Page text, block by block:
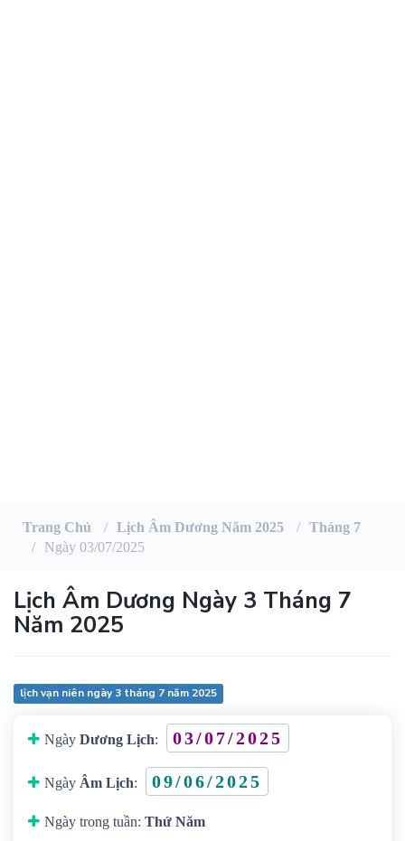
Trang Chủ Lịch Âm Dương Năm 2025
Tháng 7
Ngày 03/07/2025
Lịch Âm Dương Ngày 3 Tháng 7
Năm 2025
lịch vạn niên ngày 3 tháng 7 năm 2025
Ngày Dương Lịch: 03/07/2025
Ngày Âm Lịch: 09/06/2025
Ngày trong tuần: Thứ Năm